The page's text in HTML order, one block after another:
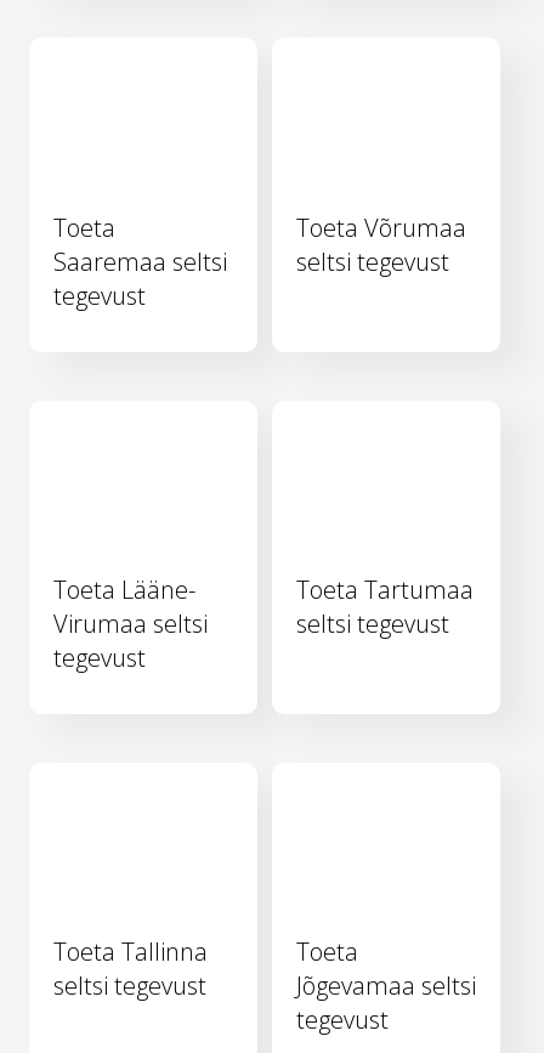
Toeta
Saaremaa seltsi
tegevust
Toeta Võrumaa
seltsi tegevust
Toeta Lääne-
Virumaa seltsi
tegevust
Toeta Tartumaa
seltsi tegevust
Toeta Tallinna
seltsi tegevust
Toeta
Jõgevamaa seltsi
tegevust